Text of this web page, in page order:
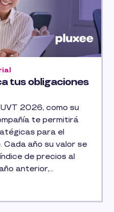
tus obligaciones
2026, como su
te permitirá
para el
Cada año su valor se
de precios al
anterior,
económicas del
y empresas